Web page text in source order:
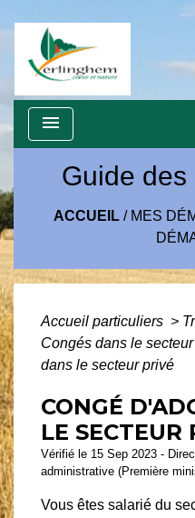
menu
Guide
ACCUEIL / MES
Accueil particuliers >
Congés dans le
dans le secteur privé
CONGÉ
LE SECTEUR
Vérifié le 15 Sep 2023 -
administrative (Première
Vous êtes salarié du